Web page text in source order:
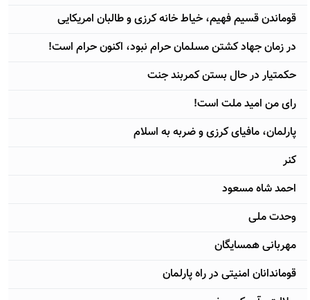
قوماندن قسیم فهیم، خیاط خانه کرزی و طالبان امریکایی
در زمان جهاد کشتن مسلمان حرام نبود، اکنون حرام است!
حکمتیار در حال بستن کمربند جنت
رای من امید ملت است!
پارلمان، مافیای کرزی و ضربه به اسلام
کنر
احمد شاه مسعود
وحدت ملی
مهربانی همسایگان
قوماندانان امنیتی در راه پارلمان